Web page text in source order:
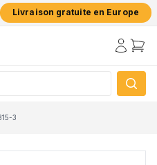
Livraison gratuite en Europe
3